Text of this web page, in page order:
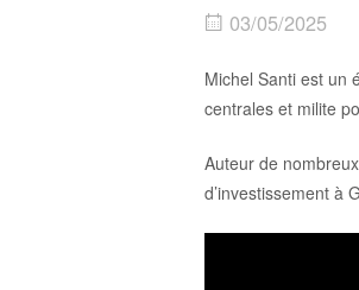
03/05/2025
Michel Santi est un
centrales et milite
Auteur de
d’investissement à